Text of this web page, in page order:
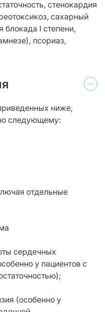
стенокардия
сахарный
блокада I степени,
псориаз,
ниже,
следующему:
отдельные
сердечных
у пациентов с
(особенно у